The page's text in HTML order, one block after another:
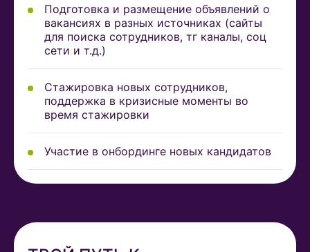
Подготовка и размещение объявлений о
вакансиях в разных источниках (сайты
для поиска сотрудников, тг каналы, соц
сети и т.д.)
Стажировка новых сотрудников,
поддержка в кризисные моменты во
время стажировки
Участие в онбординге новых кандидатов